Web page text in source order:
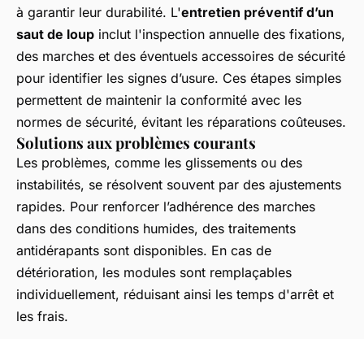
à garantir leur durabilité. L'entretien préventif d’un
saut de loup inclut l'inspection annuelle des fixations,
des marches et des éventuels accessoires de sécurité
pour identifier les signes d’usure. Ces étapes simples
permettent de maintenir la conformité avec les
normes de sécurité, évitant les réparations coûteuses.
Solutions aux problèmes courants
Les problèmes, comme les glissements ou des
instabilités, se résolvent souvent par des ajustements
rapides. Pour renforcer l’adhérence des marches
dans des conditions humides, des traitements
antidérapants sont disponibles. En cas de
détérioration, les modules sont remplaçables
individuellement, réduisant ainsi les temps d'arrêt et
les frais.